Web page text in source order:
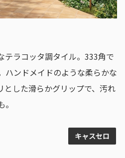
テラコッタ調タイル。333角で
ハンドメイドのような柔らかな
とした滑らかグリップで、汚れ
キャスセロ